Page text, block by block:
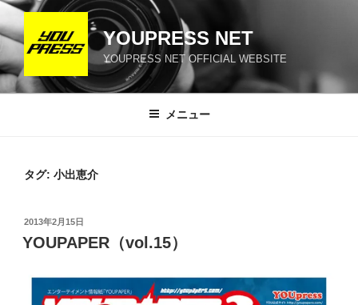
コ
ン
ン
YOUPRESS NET
YOUPRESS NET OFFICIAL WEBSITE
メニュー
タグ: 小出恵介
投
稿
日:
2013年2月15日
YOUPAPER（vol.15）